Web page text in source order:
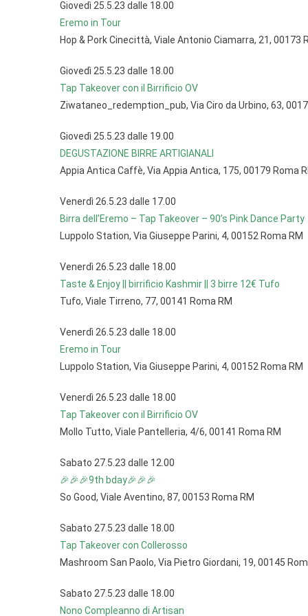
Giovedì 25.5.23 dalle 18.00
Eremo in Tour
Hop & Pork Cinecittà, Viale Antonio Ciamarra, 21, 00173
Giovedì 25.5.23 dalle 18.00
Tap Takeover con il Birrificio OV
Ziwataneo_redemption_pub, Via Ciro da Urbino, 63,
Giovedì 25.5.23 dalle 19.00
DEGUSTAZIONE BIRRE ARTIGIANALI
Appia Antica Caffè, Via Appia Antica, 175, 00179 Roma
Venerdì 26.5.23 dalle 17.00
Birra dell’Eremo – Tap Takeover – 90’s Pink Dance Party
Luppolo Station, Via Giuseppe Parini, 4, 00152 Roma RM
Venerdì 26.5.23 dalle 18.00
Taste & Enjoy || birrificio Kashmir || 3 birre 12€ Tufo
Tufo, Viale Tirreno, 77, 00141 Roma RM
Venerdì 26.5.23 dalle 18.00
Eremo in Tour
Luppolo Station, Via Giuseppe Parini, 4, 00152 Roma RM
Venerdì 26.5.23 dalle 18.00
Tap Takeover con il Birrificio OV
Mollo Tutto, Viale Pantelleria, 4/6, 00141 Roma RM
Sabato 27.5.23 dalle 12.00
🎉🎉🎉9th bday🎉🎉🎉
So Good, Viale Aventino, 87, 00153 Roma RM
Sabato 27.5.23 dalle 18.00
Tap Takeover con Collerosso
Mashroom San Paolo, Via Pietro Giordani, 19, 00145
Sabato 27.5.23 dalle 18.00
Nono Compleanno di Artisan